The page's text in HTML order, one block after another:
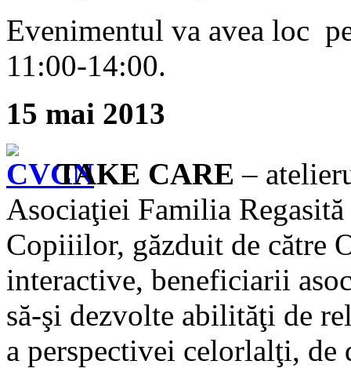
Evenimentul va avea loc
11:00-14:00.
15 mai 2013
TAKE CARE –
Asociaţiei Familia
Copiiilor, găzduit de către
interactive, beneficiarii
să-şi dezvolte abilităţi de
a perspectivei celorlalţi, de